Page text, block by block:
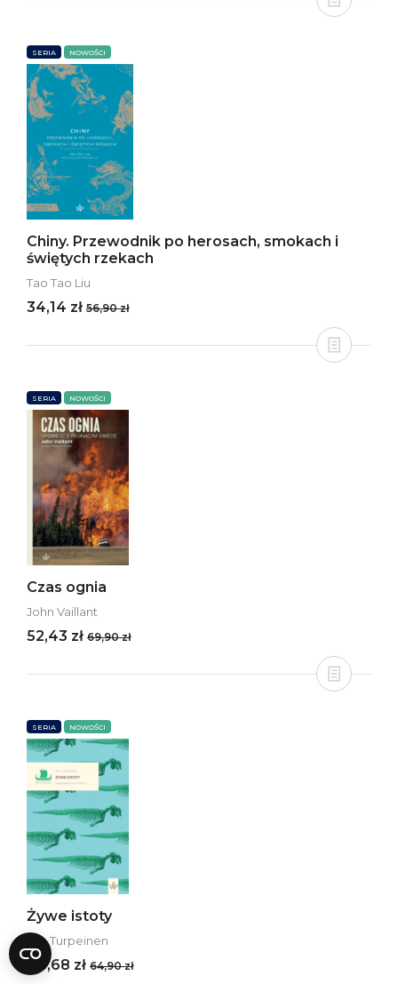
SERIA NOWOŚCI
Chiny. Przewodnik po herosach, smokach i
świętych rzekach
Tao Tao Liu
34,14 zł 56,90 zł
SERIA NOWOŚCI
Czas ognia
John Vaillant
52,43 zł 69,90 zł
SERIA NOWOŚCI
Żywe istoty
Iida Turpeinen
48,68 zł 64,90 zł